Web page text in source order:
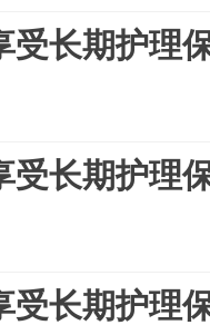
受长期护理
受长期护理
受长期护理